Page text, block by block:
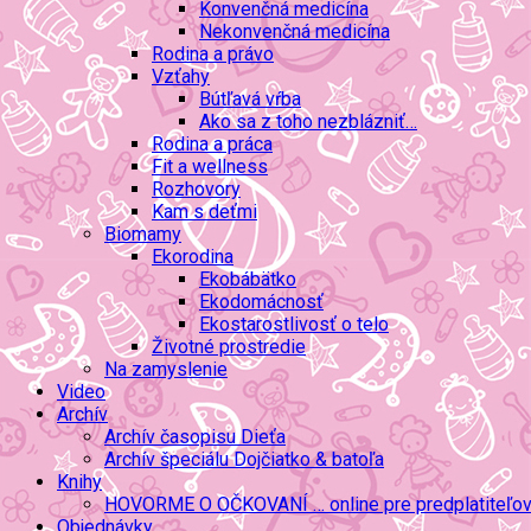
Konvenčná medicína
Nekonvenčná medicína
Rodina a právo
Vzťahy
Bútľavá vŕba
Ako sa z toho nezblázniť…
Rodina a práca
Fit a wellness
Rozhovory
Kam s deťmi
Biomamy
Ekorodina
Ekobábätko
Ekodomácnosť
Ekostarostlivosť o telo
Životné prostredie
Na zamyslenie
Video
Archív
Archív časopisu Dieťa
Archív špeciálu Dojčiatko & batoľa
Knihy
HOVORME O OČKOVANÍ … online pre predplatiteľov